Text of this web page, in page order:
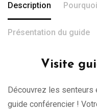
Description
Présentation du guide
Visite
Découvrez les senteurs
guide conférencier !